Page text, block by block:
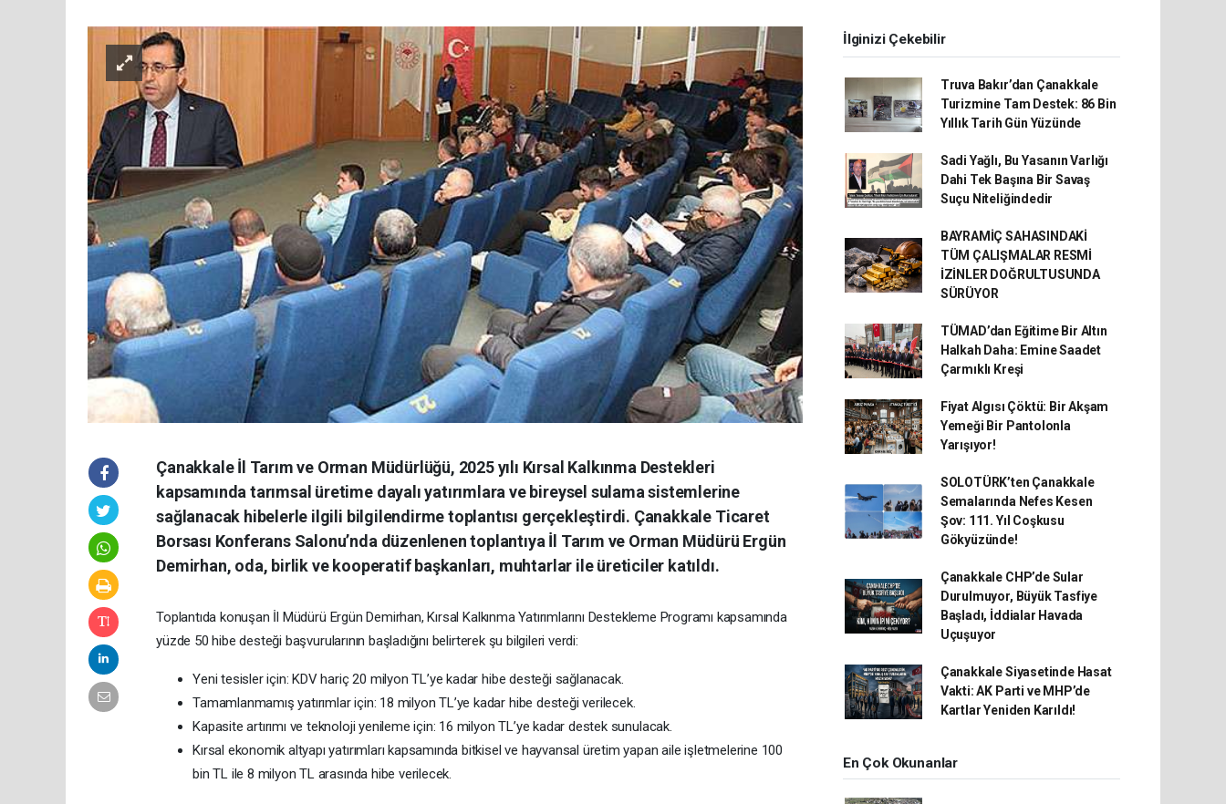
Çanakkale İl Tarım ve Orman Müdürlüğü, 2025 yılı Kırsal Kalkınma Destekleri
kapsamında tarımsal üretime dayalı yatırımlara ve bireysel sulama sistemlerine
sağlanacak hibelerle ilgili bilgilendirme toplantısı gerçekleştirdi. Çanakkale Ticaret
Borsası Konferans Salonu’nda düzenlenen toplantıya İl Tarım ve Orman Müdürü Ergün
Demirhan, oda, birlik ve kooperatif başkanları, muhtarlar ile üreticiler katıldı.
Toplantıda konuşan İl Müdürü Ergün Demirhan, Kırsal Kalkınma Yatırımlarını Destekleme Programı kapsamında
yüzde 50 hibe desteği başvurularının başladığını belirterek şu bilgileri verdi:
Yeni tesisler için: KDV hariç 20 milyon TL’ye kadar hibe desteği sağlanacak.
Tamamlanmamış yatırımlar için: 18 milyon TL’ye kadar hibe desteği verilecek.
Kapasite artırımı ve teknoloji yenileme için: 16 milyon TL’ye kadar destek sunulacak.
Kırsal ekonomik altyapı yatırımları kapsamında bitkisel ve hayvansal üretim yapan aile işletmelerine 100
bin TL ile 8 milyon TL arasında hibe verilecek.
İlginizi Çekebilir
Truva Bakır’dan Çanakkale
Turizmine Tam Destek: 86 Bin
Yıllık Tarih Gün Yüzünde
Sadi Yağlı, Bu Yasanın Varlığı
Dahi Tek Başına Bir Savaş
Suçu Niteliğindedir
BAYRAMİÇ SAHASINDAKİ
TÜM ÇALIŞMALAR RESMİ
İZİNLER DOĞRULTUSUNDA
SÜRÜYOR
TÜMAD’dan Eğitime Bir Altın
Halkah Daha: Emine Saadet
Çarmıklı Kreşi
Fiyat Algısı Çöktü: Bir Akşam
Yemeği Bir Pantolonla
Yarışıyor!
SOLOTÜRK’ten Çanakkale
Semalarında Nefes Kesen
Şov: 111. Yıl Coşkusu
Gökyüzünde!
Çanakkale CHP’de Sular
Durulmuyor, Büyük Tasfiye
Başladı, İddialar Havada
Uçuşuyor
Çanakkale Siyasetinde Hasat
Vakti: AK Parti ve MHP’de
Kartlar Yeniden Karıldı!
En Çok Okunanlar